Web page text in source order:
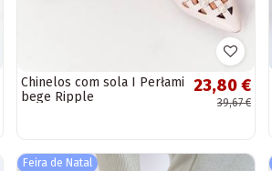
Chinelos com sola I Perłami
bege Ripple
23,80 €
39,67 €
Feira de Natal